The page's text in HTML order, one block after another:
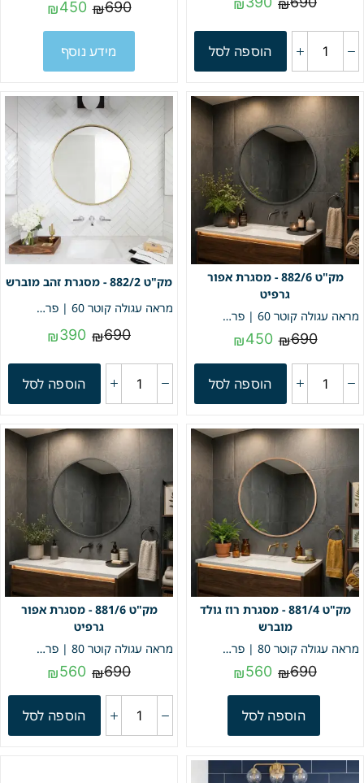
₪
₪
הוספה לסל
₪690
₪450
מידע נוסף
882/6 - מסגרת אפור
גרפיט
מראה עגולה קוטר 60 | פרופיל רוז גולד מוברש | מק"ט 882/6
₪690
₪450
הוספה לסל
882/2 - מסגרת זהב מוברש
מראה עגולה קוטר 60 | פרופיל זהב מוברש | מק"ט 882/2
₪690
₪390
הוספה לסל
881/4 - מסגרת רוז גולד
מוברש
מראה עגולה קוטר 80 | פרופיל רוז גולד מוברש | מק"ט 881/4
₪690
₪560
הוספה לסל
881/6 - מסגרת אפור
גרפיט
מראה עגולה קוטר 80 | פרופיל אפור גאפיט | מק"ט 881/6
₪690
₪560
הוספה לסל